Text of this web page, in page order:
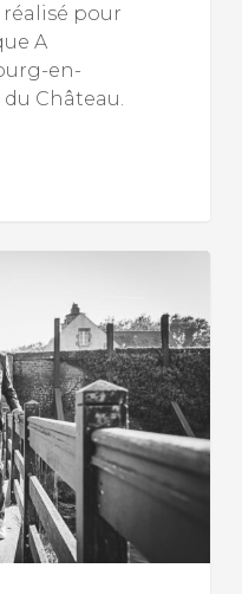
pour
A
en-
Château.